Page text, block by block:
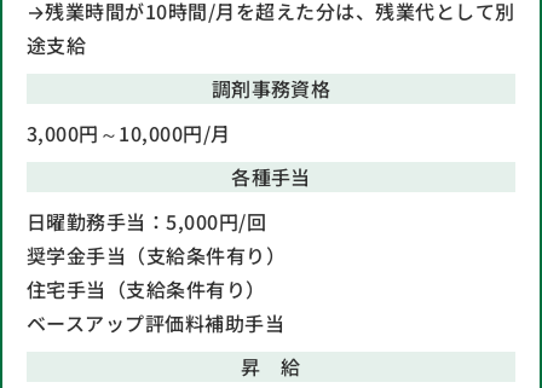
→残業時間が10時間/月を超えた分は、残業代として別
途支給
調剤事務資格
3,000円～10,000円/月
各種手当
日曜勤務手当：5,000円/回
奨学金手当（支給条件有り）
住宅手当（支給条件有り）
ベースアップ評価料補助手当
昇 給